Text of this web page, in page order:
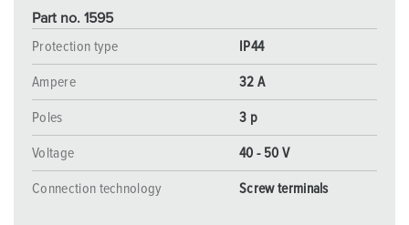
Part no. 1595
Protection type
IP44
Ampere 32 A
Poles 3 p
Voltage 40 - 50 V
Connection technology Screw terminals